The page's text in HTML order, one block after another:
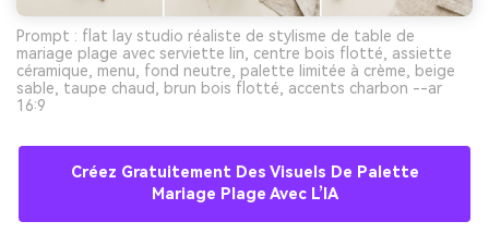
Prompt : flat lay studio réaliste de stylisme de table de
mariage plage avec serviette lin, centre bois flotté, assiette
céramique, menu, fond neutre, palette limitée à crème, beige
sable, taupe chaud, brun bois flotté, accents charbon --ar
16:9
Créez Gratuitement Des Visuels De Palette
Mariage Plage Avec L’IA